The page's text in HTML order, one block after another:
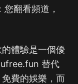
翻看頻道，
體驗是一個優
替代
費的娛樂，而